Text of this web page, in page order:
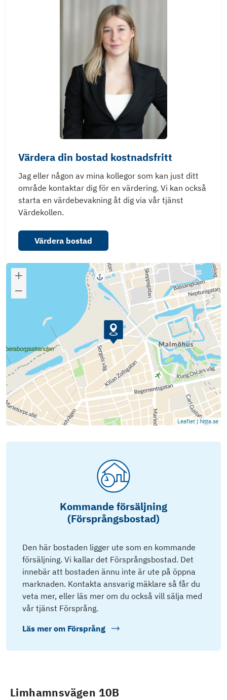
Värdera din bostad kostnadsfritt
Jag eller någon av mina kollegor som kan just ditt
område kontaktar dig för en värdering. Vi kan också
starta en värdebevakning åt dig via vår tjänst
Värdekollen.
Värdera bostad
Leaflet | hitta.se
Kommande försäljning
(Försprångsbostad)
Den här bostaden ligger ute som en kommande
försäljning. Vi kallar det Försprångsbostad. Det
innebär att bostaden ännu inte är ute på öppna
marknaden. Kontakta ansvarig mäklare så får du
veta mer, eller läs mer om du också vill sälja med
vår tjänst Försprång.
Läs mer om Försprång
Limhamnsvägen 10B